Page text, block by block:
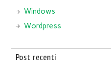
Windows
Wordpress
Post recenti